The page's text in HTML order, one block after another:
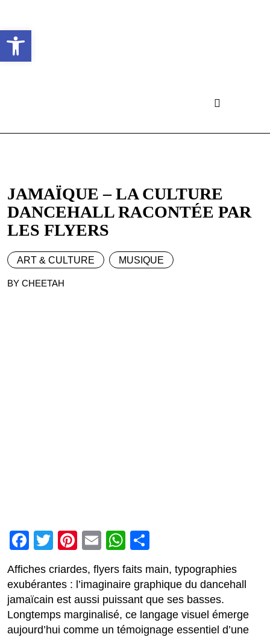
JAMAÏQUE – LA CULTURE
DANCEHALL RACONTÉE PAR
LES FLYERS
ART & CULTURE MUSIQUE
BY CHEETAH
Facebook
Twitter
Pinterest
EmailWhatsApp
Affiches criardes, flyers faits main, typographies
exubérantes : l’imaginaire graphique du dancehall
jamaïcain est aussi puissant que ses basses.
Longtemps marginalisé, ce langage visuel émerge
aujourd’hui comme un témoignage essentiel d’une
Ouvrir la barre d’outils